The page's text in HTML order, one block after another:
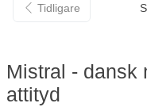
Tidligare
Mistral - dansk
attityd